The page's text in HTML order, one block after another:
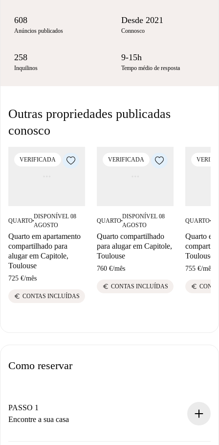
608
Anúncios publicados
Desde 2021
Connosco
258
Inquilinos
9-15h
Tempo médio de resposta
Outras propriedades publicadas
conosco
VERIFICADA
QUARTO■
DISPONÍVEL 08
AGOSTO
Quarto em apartamento
compartilhado para
alugar em Capitole,
Toulouse
725 €/mês
euro CONTAS INCLUÍDAS
VERIFICADA
QUARTO■
DISPONÍVEL 08
AGOSTO
Quarto compartilhado
para alugar em Capitole,
Toulouse
760 €/mês
euro CONTAS INCLUÍDAS
QUARTO■
Quarto
Toulouse
755 €/mês
euro
Como reservar
PASSO 1
Encontre a sua casa